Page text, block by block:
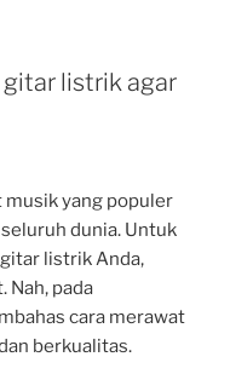
listrik agar
musik yang populer
dunia. Untuk
listrik Anda,
Nah, pada
cara merawat
berkualitas.